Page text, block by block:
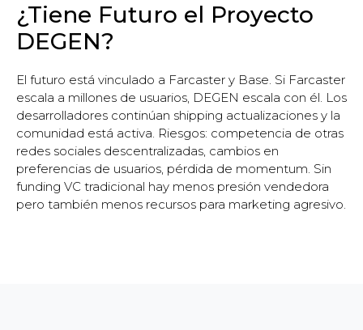
¿Tiene Futuro el Proyecto
DEGEN?
El futuro está vinculado a Farcaster y Base. Si Farcaster
escala a millones de usuarios, DEGEN escala con él. Los
desarrolladores continúan shipping actualizaciones y la
comunidad está activa. Riesgos: competencia de otras
redes sociales descentralizadas, cambios en
preferencias de usuarios, pérdida de momentum. Sin
funding VC tradicional hay menos presión vendedora
pero también menos recursos para marketing agresivo.